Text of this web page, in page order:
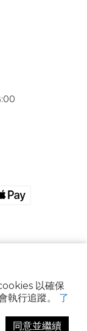
以確保
執行追蹤。 了
同意並繼續
Ltd. All Rights